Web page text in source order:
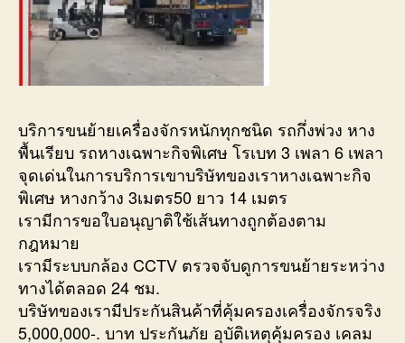
บริการขนย้ายเครื่องจักรหนักทุกชนิด รถกึ่งพ่วง หาง
พื้นเรียบ รถหางเฉพาะกิจพิเศษ โรเบท 3 เพลา 6 เพลา
จุดเด่นในการบริการเขาบริษัทของเราหางเฉพาะกิจ
พิเศษ หางกว้าง 3เมตร50 ยาว 14 เมตร
เรามีการขอใบอนุญาติใช้เส้นทางถูกต้องตาม
กฎหมาย
เรามีระบบกล้อง CCTV ตรวจจับดูการขนย้ายระหว่าง
ทางได้ตลอด 24 ชม.
บริษัทของเรามีประกันสินค้าที่คุ้มครองเครื่องจักรจริง
5,000,000-. บาท ประกันภัย อุบัติเหตุคุ้มครอง เคลม